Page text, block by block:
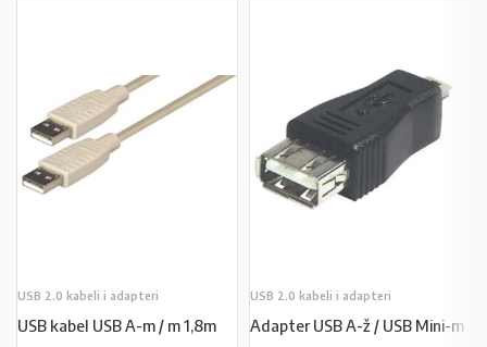
USB 2.0 kabeli i adapteri
USB kabel USB A-m / m 1,8m
USB 2.0 kabeli i adapteri
Adapter USB A-ž / USB Mini-m